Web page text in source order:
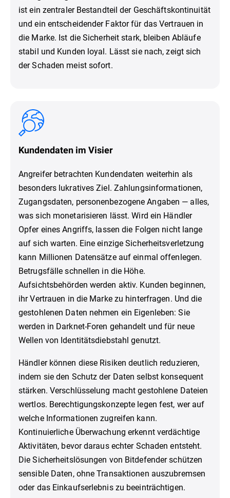
ist ein zentraler Bestandteil der Geschäftskontinuität
und ein entscheidender Faktor für das Vertrauen in
die Marke. Ist die Sicherheit stark, bleiben Abläufe
stabil und Kunden loyal. Lässt sie nach, zeigt sich
der Schaden meist sofort.
Kundendaten im Visier
Angreifer betrachten Kundendaten weiterhin als
besonders lukratives Ziel. Zahlungsinformationen,
Zugangsdaten, personenbezogene Angaben — alles,
was sich monetarisieren lässt. Wird ein Händler
Opfer eines Angriffs, lassen die Folgen nicht lange
auf sich warten. Eine einzige Sicherheitsverletzung
kann Millionen Datensätze auf einmal offenlegen.
Betrugsfälle schnellen in die Höhe.
Aufsichtsbehörden werden aktiv. Kunden beginnen,
ihr Vertrauen in die Marke zu hinterfragen. Und die
gestohlenen Daten nehmen ein Eigenleben: Sie
werden in Darknet-Foren gehandelt und für neue
Wellen von Identitätsdiebstahl genutzt.
Händler können diese Risiken deutlich reduzieren,
indem sie den Schutz der Daten selbst konsequent
stärken. Verschlüsselung macht gestohlene Dateien
wertlos. Berechtigungskonzepte legen fest, wer auf
welche Informationen zugreifen kann.
Kontinuierliche Überwachung erkennt verdächtige
Aktivitäten, bevor daraus echter Schaden entsteht.
Die Sicherheitslösungen von Bitdefender schützen
sensible Daten, ohne Transaktionen auszubremsen
oder das Einkaufserlebnis zu beeinträchtigen.